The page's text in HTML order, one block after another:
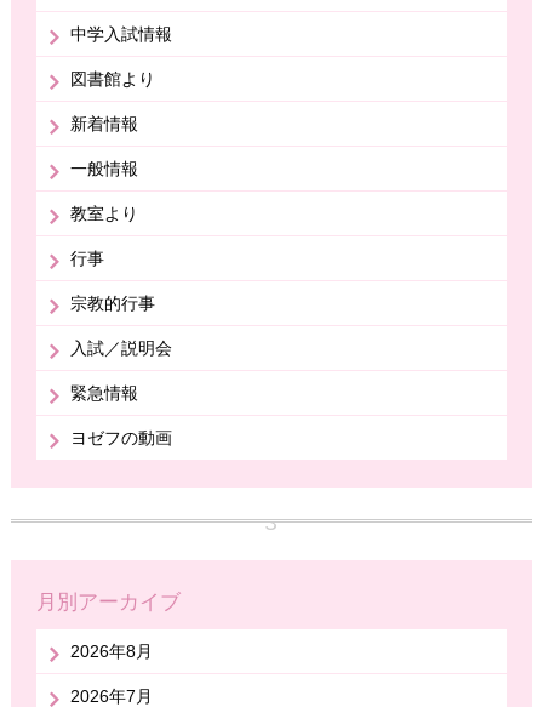
中学入試情報
図書館より
新着情報
一般情報
教室より
行事
宗教的行事
入試／説明会
緊急情報
ヨゼフの動画
月別アーカイブ
2026年8月
2026年7月